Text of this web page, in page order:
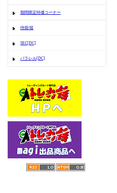
期間限定特価コーナー
侍袋/箱
SEC[DC]
パラレル[DC]